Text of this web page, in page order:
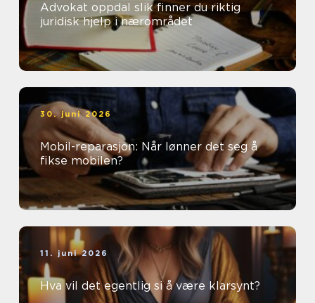
Advokat oppdal slik finner du riktig
juridisk hjelp i nærområdet
30. juni 2026
Mobil-reparasjon: Når lønner det seg å
fikse mobilen?
11. juni 2026
Hva vil det egentlig si å være klarsynt?